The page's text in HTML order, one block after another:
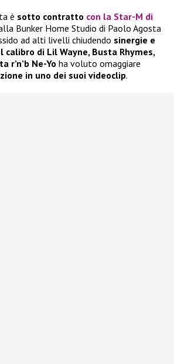
è sotto contratto con la Star-M di
Bunker Home Studio di Paolo Agosta
ad alti livelli chiudendo sinergie e
di Lil Wayne, Busta Rhymes,
r’n’b Ne-Yo ha voluto omaggiare
in uno dei suoi videoclip.